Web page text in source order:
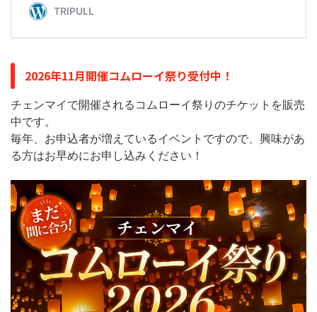
2026年11月開催コムローイ祭り受付中！
チェンマイで開催されるコムローイ祭りのチケットを販売
中です。
毎年、お申込者が増えているイベントですので、興味があ
る方はお早めにお申し込みください！